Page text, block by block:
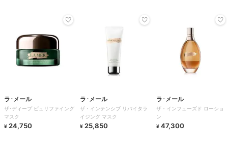
ラ･メール
ザ･ディープ ピュリファイング
マスク
¥ 24,750
ラ･メール
ザ・インテンシブ リバイタラ
イジング マスク
¥ 25,850
ラ･メール
ザ・インフューズド ローショ
ン
¥ 47,300